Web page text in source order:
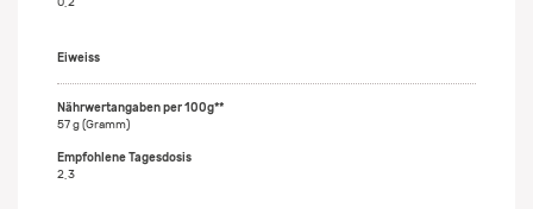
0,2
Eiweiss
57 g (Gramm)
2,3